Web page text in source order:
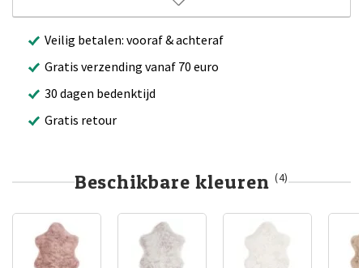
Veilig betalen: vooraf & achteraf
Gratis verzending vanaf 70 euro
30 dagen bedenktijd
Gratis retour
Beschikbare kleuren (4)